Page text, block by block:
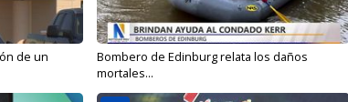
de un
Bombero de Edinburg relata los daños
mortales...